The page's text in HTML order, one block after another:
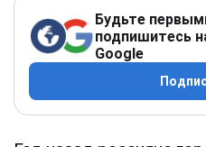
Будьте
подпишитесь
Google